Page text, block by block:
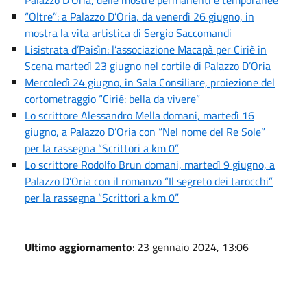
“Oltre”: a Palazzo D’Oria, da venerdì 26 giugno, in
mostra la vita artistica di Sergio Saccomandi
Lisistrata d’Paisìn: l’associazione Macapà per Ciriè in
Scena martedì 23 giugno nel cortile di Palazzo D’Oria
Mercoledì 24 giugno, in Sala Consiliare, proiezione del
cortometraggio “Cirié: bella da vivere”
Lo scrittore Alessandro Mella domani, martedì 16
giugno, a Palazzo D’Oria con “Nel nome del Re Sole”
per la rassegna “Scrittori a km 0”
Lo scrittore Rodolfo Brun domani, martedì 9 giugno, a
Palazzo D’Oria con il romanzo “Il segreto dei tarocchi”
per la rassegna “Scrittori a km 0”
Ultimo aggiornamento: 23 gennaio 2024, 13:06